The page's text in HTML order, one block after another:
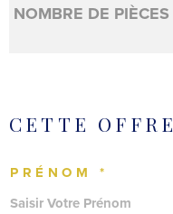
NOMBRE DE PIÈCES
CETTE OFFRE
PRÉNOM *